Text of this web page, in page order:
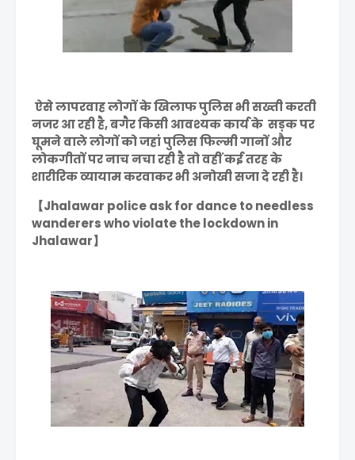
ऐसे लापरवाह लोगों के खिलाफ पुलिस भी सख्ती करती
नजर आ रही है, बगैर किसी आवश्यक कार्य के सड़क पर
घूमने वाले लोगों को जहां पुलिस फिल्मी गानों और
लोकगीतों पर नाच नचा रही है तो वहीं कई तरह के
शारीरिक व्यायाम करवाकर भी अनोखी सजा दे रही है।
【Jhalawar police ask for dance to needless
wanderers who violate the lockdown in
Jhalawar】